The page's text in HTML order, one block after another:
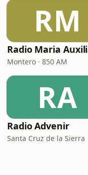
RM
Montero · 850 AM
RA
Radio Advenir
Santa Cruz de la Sierra